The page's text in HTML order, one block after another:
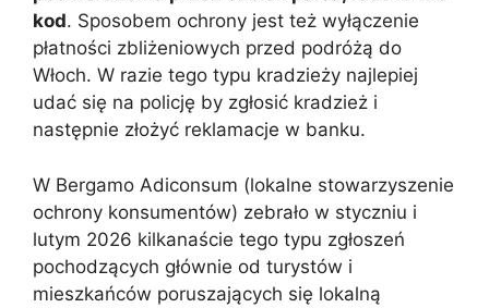
kod. Sposobem ochrony jest też wyłączenie
płatności zbliżeniowych przed podróżą do
Włoch. W razie tego typu kradzieży najlepiej
udać się na policję by zgłosić kradzież i
następnie złożyć reklamacje w banku.
W Bergamo Adiconsum (lokalne stowarzyszenie
ochrony konsumentów) zebrało w styczniu i
lutym 2026 kilkanaście tego typu zgłoszeń
pochodzących głównie od turystów i
mieszkańców poruszających się lokalną